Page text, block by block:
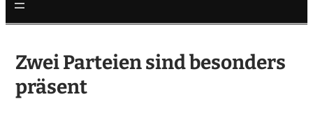
Zwei Parteien sind besonders
präsent